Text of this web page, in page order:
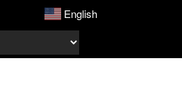
English